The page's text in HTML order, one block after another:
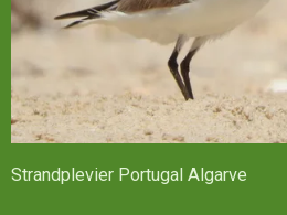
Strandplevier Portugal Algarve